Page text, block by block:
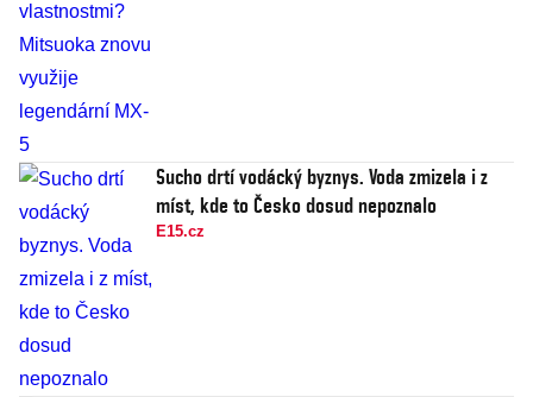
Sucho drtí vodácký byznys. Voda zmizela i z
míst, kde to Česko dosud nepoznalo
E15.cz